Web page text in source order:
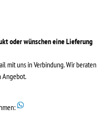
oder wünschen eine Lieferung
mit uns in Verbindung. Wir beraten
Angebot.